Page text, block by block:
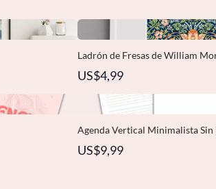
Ladrón de Fresas de William
US$4,99
Agenda Vertical Minimalista Sin
US$9,99